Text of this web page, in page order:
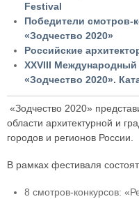
Festival
Победители смотров-
«Зодчество 2020»
Российские
XXVIII
«Зодчество 2020».
«Зодчество 2020»
области архитектурной и
городов и регионов России.
В рамках фестиваля
8 смотров-конкурсов: